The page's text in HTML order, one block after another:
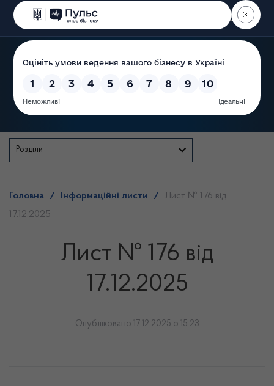
Пошук
Розділи
Головна / Інформаційні листи /
Лист № 176 від
17.12.2025
Лист № 176 від
17.12.2025
Опубліковано 17.12.2025 о 15:23